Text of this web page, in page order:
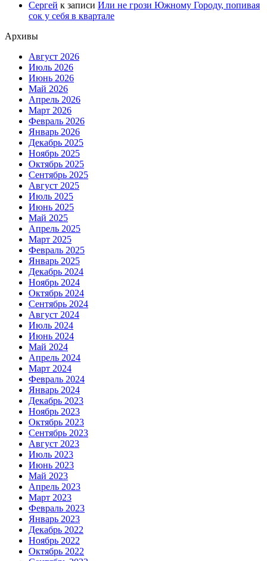
Сергей к записи Или не грози Южному Городу, попивая
сок у себя в квартале
Архивы
Август 2026
Июль 2026
Июнь 2026
Май 2026
Апрель 2026
Март 2026
Февраль 2026
Январь 2026
Декабрь 2025
Ноябрь 2025
Октябрь 2025
Сентябрь 2025
Август 2025
Июль 2025
Июнь 2025
Май 2025
Апрель 2025
Март 2025
Февраль 2025
Январь 2025
Декабрь 2024
Ноябрь 2024
Октябрь 2024
Сентябрь 2024
Август 2024
Июль 2024
Июнь 2024
Май 2024
Апрель 2024
Март 2024
Февраль 2024
Январь 2024
Декабрь 2023
Ноябрь 2023
Октябрь 2023
Сентябрь 2023
Август 2023
Июль 2023
Июнь 2023
Май 2023
Апрель 2023
Март 2023
Февраль 2023
Январь 2023
Декабрь 2022
Ноябрь 2022
Октябрь 2022